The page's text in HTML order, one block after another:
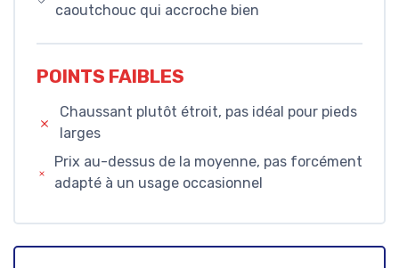
caoutchouc qui accroche bien
POINTS FAIBLES
Chaussant plutôt étroit, pas idéal pour pieds
larges
Prix au-dessus de la moyenne, pas forcément
adapté à un usage occasionnel